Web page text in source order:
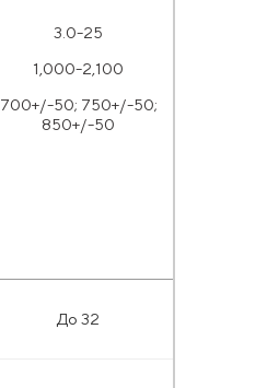
3.0-25
1,000-2,100
700+/-50; 750+/-50;
850+/-50
До 32